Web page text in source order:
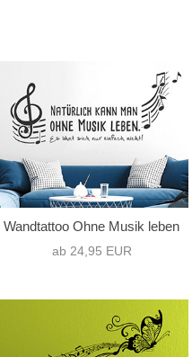
Wandtattoo Ohne Musik leben
ab 24,95 EUR